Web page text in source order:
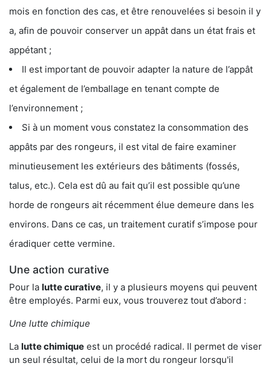
mois en fonction des cas, et être renouvelées si besoin il y
a, afin de pouvoir conserver un appât dans un état frais et
appétant ;
Il est important de pouvoir adapter la nature de l’appât
et également de l’emballage en tenant compte de
l’environnement ;
Si à un moment vous constatez la consommation des
appâts par des rongeurs, il est vital de faire examiner
minutieusement les extérieurs des bâtiments (fossés,
talus, etc.). Cela est dû au fait qu’il est possible qu’une
horde de rongeurs ait récemment élue demeure dans les
environs. Dans ce cas, un traitement curatif s’impose pour
éradiquer cette vermine.
Une action curative
Pour la lutte curative, il y a plusieurs moyens qui peuvent
être employés. Parmi eux, vous trouverez tout d’abord :
Une lutte chimique
La lutte chimique est un procédé radical. Il permet de viser
un seul résultat, celui de la mort du rongeur lorsqu'il